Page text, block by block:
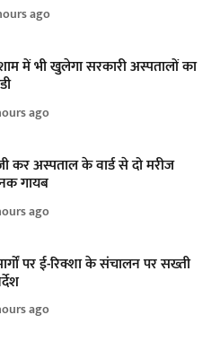
ago
में भी खुलेगा सरकारी अस्पतालों का
ago
कर अस्पताल के वार्ड से दो मरीज
गायब
ago
पर ई-रिक्शा के संचालन पर सख्ती
ago